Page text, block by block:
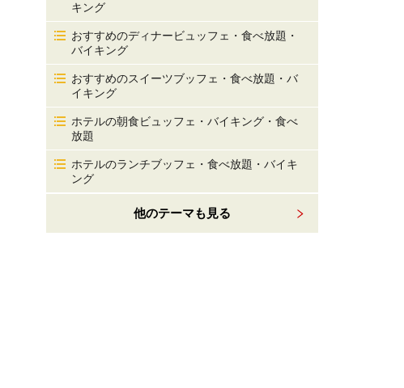
キング
おすすめのディナービュッフェ・食べ放題・
バイキング
おすすめのスイーツブッフェ・食べ放題・バ
イキング
ホテルの朝食ビュッフェ・バイキング・食べ
放題
ホテルのランチブッフェ・食べ放題・バイキ
ング
他のテーマも見る